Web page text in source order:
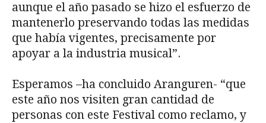
aunque el año pasado se hizo el esfuerzo de
mantenerlo preservando todas las medidas
que había vigentes, precisamente por
apoyar a la industria musical”.
Esperamos –ha concluido Aranguren- “que
este año nos visiten gran cantidad de
personas con este Festival como reclamo, y